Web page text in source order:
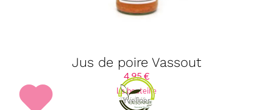
Jus de poire Vassout
4,95€
La bouteille
Yvelines